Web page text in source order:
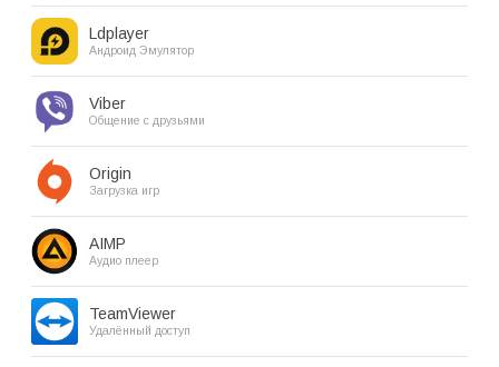
Ldplayer
Андроид Эмулятор
Viber
Общение с друзьями
Origin
Загрузка игр
AIMP
Аудио плеер
TeamViewer
Удалённый доступ